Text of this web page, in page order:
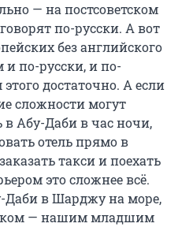
— на постсоветском
по-русски. А вот
без английского
по-русски, и по-
достаточно. А если
сложности могут
Абу-Даби в час ночи,
отель прямо в
такси и поехать
это сложнее всё.
Даби в Шарджуна море,
— нашим младшим